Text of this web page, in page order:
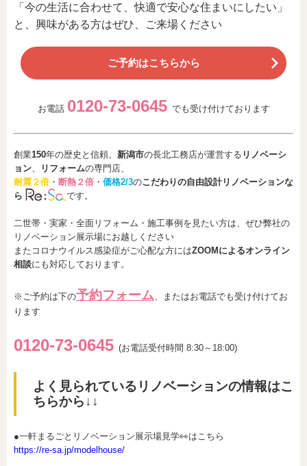
「今の生活に合わせて、快適で安心な住まいにしたい」
と、興味がある方はぜひ、ご来場ください
ご予約はこちらから
お電話 0120-73-0645 でも受け付けております
創業150年の歴史と信頼。 新潟市の長北工務店が運営する リノベーシ
ョン
リフォームの専門店、
耐震２倍 ・ 断熱２倍 ・ 価格2/3のこだわりの自由設計リノベーションな
ら
です。
二世帯・実家・全面リフォーム・施工事例を見たい方は、ぜひ弊社の
リノベーション展示場にお越しください
またコロナウイルス感染症がご心配な方にはZOOMによるオンライン
相談にも対応しております。
※ご予約は下の予約フォーム 、またはお電話でも受け付けてお
ります
0120-73-0645 (お電話受付時間 8:30～18:00)
よく見られているリノベーションの情報はこ
ちらから↓↓
●一軒まるごとリノベーション展示場見学👀はこちら
https://re-sa.jp/modelhouse/